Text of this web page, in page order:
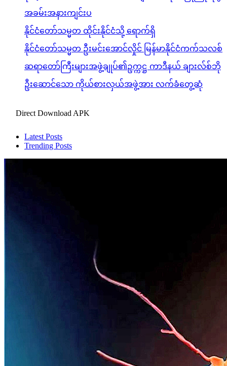
အခမ်းအနားကျင်းပ
နိုင်ငံတော်သမ္မတ ထိုင်းနိုင်ငံသို့ ရောက်ရှိ
နိုင်ငံတော်သမ္မတ ဦးမင်းအောင်လှိုင် မြန်မာနိုင်ငံကက်သလစ်
ဆရာတော်ကြီးများအဖွဲ့ချုပ်၏ဥက္ကဋ္ဌ ကာဒီနယ် ချားလ်စ်ဘို
ဦးဆောင်သော ကိုယ်စားလှယ်အဖွဲ့အား လက်ခံတွေ့ဆုံ
Direct Download APK
Latest Posts
Trending Posts